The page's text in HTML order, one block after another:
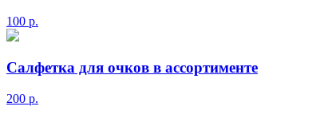
100 р.
Салфетка для очков в ассортименте
200 р.